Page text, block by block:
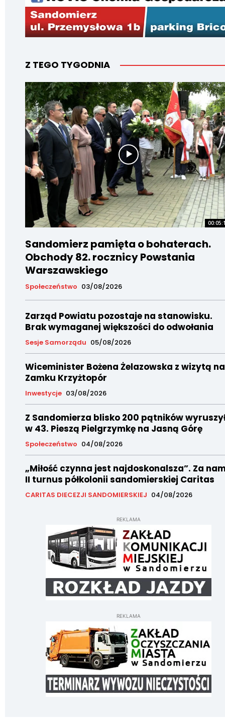
Z TEGO TYGODNIA
Sandomierz pamięta o bohaterach.
Obchody 82. rocznicy Powstania
Warszawskiego
Społeczeństwo 03/08/2026
Zarząd Powiatu pozostaje na stanowisku.
Brak wymaganej większości do odwołania
Sesje Samorządu 05/08/2026
Wiceminister Bożena Żelazowska z wizytą na
Zamku Krzyżtopór
Inwestycje 03/08/2026
Z Sandomierza blisko 200 pątników
w 43. Pieszą Pielgrzymkę na Jasną Górę
Społeczeństwo 04/08/2026
„Miłość czynna jest najdoskonalsza”. Za
II turnus półkolonii sandomierskiej Caritas
CARITAS DIECEZJI SANDOMIERSKIEJ 04/08/2026
REKLAMA
REKLAMA